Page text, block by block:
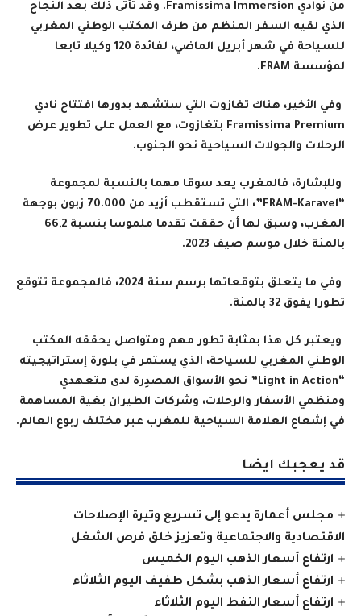
من نوادي
وقد تأتى ذلك بعد النجاح
الذي لقيه السفر المنظم من طرف المكتب الوطني المغربي
للسياحة في شهر أبريل الماضي، لفائدة 120 وكيلا تابعا
لمؤسسة
وفي الأخير، هناك تغازوت التي ستشهد بدورها افتتاح نادي
Framissima Premium بتغازوت، مع العمل على تطوير عرض
الرحلات والجولات السياحية نحو الجنوب.
وللإشارة، فالمغرب يعد سوقا مهما بالنسبة لمجموعة
“FRAM-Karavel”
، التي تستقطب أزيد من 70.000 زبون بوجهة
المغرب، وسبق لها أن حققت تقدما ملموسا بنسبة 66,2
بالمئة خلال موسم صيف 2023
.
وفي ما يتعلق بتوقعاتها برسم سنة 2024، فالمجموعة تتوقع
تطورا يفوق 32 بالمئة
.
ويعتبر كل هذا بمثابة تطور مهم ومتواصل يحققه المكتب
الوطني المغربي للسياحة، الذي يستمر في بلورة إستراتيجيته
“Light in Action”
نحو الأسواق المصدِرة لدى متعهدي
ومنظمي الأسفار والرحلات، وشركات الطيران بغية المساهمة
في إشعاع العلامة السياحية للمغرب عبر مختلف ربوع العالم.
قد يعجبك ايضا
مجلس أعمارة يدعو إلى تسريع وتيرة الإصلاحات
الاقتصادية والاجتماعية وتعزيز خلق فرص الشغل
ارتفاع أسعار الذهب اليوم الخميس
ارتفاع أسعار الذهب بشكل طفيف اليوم الثلاثاء
ارتفاع أسعار النفط اليوم الثلاثاء